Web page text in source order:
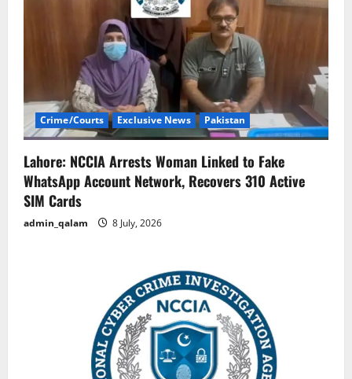
Crime/Courts Exclusive News Pakistan
Lahore: NCCIA Arrests Woman Linked to Fake
WhatsApp Account Network, Recovers 310 Active
SIM Cards
admin_qalam 8 July, 2026